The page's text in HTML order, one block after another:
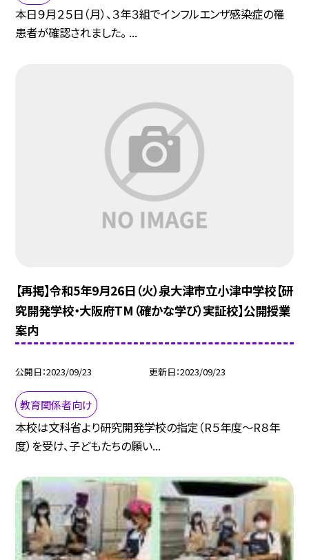
本日９月２５日（月）、３年３組でインフルエンザ感染症の罹
患者が確認されました。 ...
【再掲】令和5年9月26日（火）泉大津市立小津中学校【研
究開発学校・大阪府TM（確かな学び）実証校】公開授業
案内
公開日 2023/09/23 更新日 2023/09/23
教育関係者向け
本校は文科省より研究開発学校の指定（R５年度〜R８年
度）を受け、子どもたちの願い...